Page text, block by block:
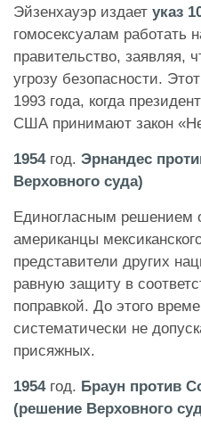
Эйзенхауэр издает указ
гомосексуалам работать
правительство, заявляя,
угрозу безопасности.
1993 года, когда
США принимают закон
1954год. Эрнандес
Верховного суда)
Единогласным решением
американцы
представители других
равную защиту в
поправкой. До этого
систематически не
присяжных.
1954год. Браун против
(решение Верховного